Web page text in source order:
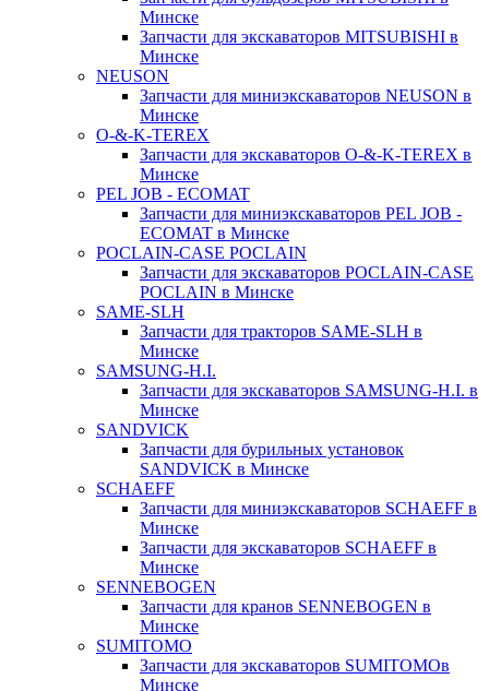
Минске
Запчасти для экскаваторов MITSUBISHI в
Минске
NEUSON
Запчасти для миниэкскаваторов NEUSON в
Минске
O-&-K-TEREX
Запчасти для экскаваторов O-&-K-TEREX в
Минске
PEL JOB - ECOMAT
Запчасти для миниэкскаваторов PEL JOB -
ECOMAT в Минске
POCLAIN-CASE POCLAIN
Запчасти для экскаваторов POCLAIN-CASE
POCLAIN в Минске
SAME-SLH
Запчасти для тракторов SAME-SLH в
Минске
SAMSUNG-H.I.
Запчасти для экскаваторов SAMSUNG-H.I. в
Минске
SANDVICK
Запчасти для бурильных установок
SANDVICK в Минске
SCHAEFF
Запчасти для миниэкскаваторов SCHAEFF в
Минске
Запчасти для экскаваторов SCHAEFF в
Минске
SENNEBOGEN
Запчасти для кранов SENNEBOGEN в
Минске
SUMITOMO
Запчасти для экскаваторов SUMITOMOв
Минске